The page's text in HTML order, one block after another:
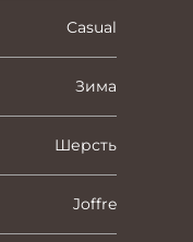
Casual
Зима
Шерсть
Joffre